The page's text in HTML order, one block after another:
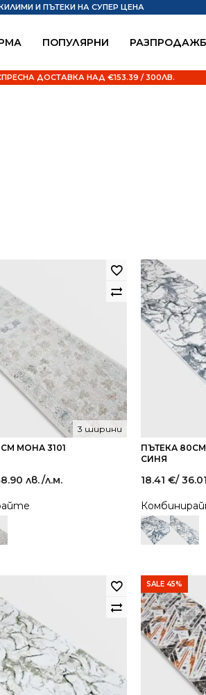
ПОПУЛЯРНИ
И ПЪТЕКИ НА СУПЕР ЦЕНА
ДОСТАВКА НАД €153.39 / 300ЛВ.
МОНА 3101
3 ширини
лв./л.м.
ПЪТЕКА
СИНЯ
18.41 €/
SALE 45%